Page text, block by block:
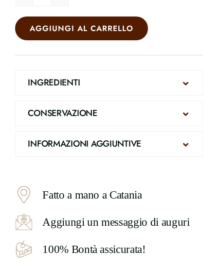
"Cuor
di
Ricotta"
quantità
AGGIUNGI AL CARRELLO
INGREDIENTI
CONSERVAZIONE
INFORMAZIONI AGGIUNTIVE
Fatto a mano a Catania
Aggiungi un messaggio di auguri
100% Bontà assicurata!